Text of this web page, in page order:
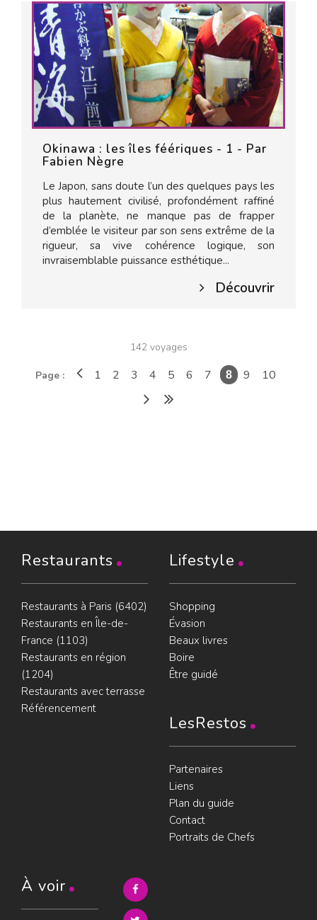
Okinawa : les îles féériques - 1 - Par
Fabien Nègre
Le Japon, sans doute l’un des quelques pays les
plus hautement civilisé, profondément raffiné
de la planète, ne manque pas de frapper
d’emblée le visiteur par son sens extrême de la
rigueur, sa vive cohérence logique, son
invraisemblable puissance esthétique...
Découvrir
142 voyages
Page : 1 2 3 4 5 6 7 8 9 10
Restaurants
Restaurants à Paris (6402)
Restaurants en Île-de-
France (1103)
Restaurants en région
(1204)
Restaurants avec terrasse
Référencement
Lifestyle
Shopping
Évasion
Beaux livres
Boire
Être guidé
LesRestos
Partenaires
Liens
Plan du guide
Contact
Portraits de Chefs
À voir